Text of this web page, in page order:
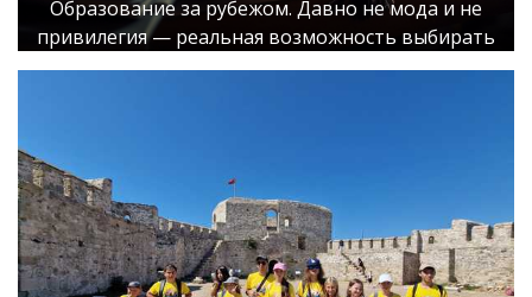
Образование за рубежом. Давно не мода и не
привилегия — реальная возможность выбирать